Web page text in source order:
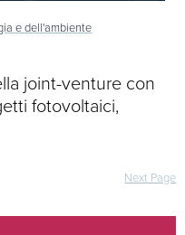
e dell'ambiente
joint-venture con
fotovoltaici,
Next Page